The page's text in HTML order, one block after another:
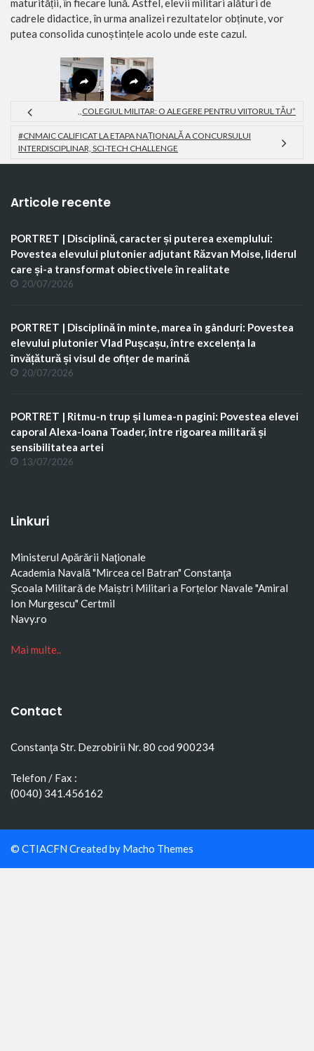
maturității, în fiecare lună. Astfel, elevii militari alături de
cadrele didactice, în urma analizei rezultatelor obținute, vor
putea consolida cunoștințele acolo unde este cazul.
1 2
literatura
(8)
(19)
(22)
,,COLEGIUL MILITAR: O ALEGERE PENTRU VIITORUL TĂU”
#CNMAIC CALIFICAT LA ETAPA NAȚIONALĂ A CONCURSULUI
INTERDISCIPLINAR, SCI-TECH CHALLENGE
Articole recente
PORTRET | Disciplină, caracter și puterea exemplului:
Povestea elevului plutonier adjutant Răzvan Moise, liderul
care și-a transformat obiectivele în realitate
20/07/2026
PORTRET | Disciplină în minte, marea în gânduri: Povestea
elevului plutonier Vlad Pușcașu, între excelența la
învățătură și visul de ofițer de marină
20/07/2026
PORTRET | Ritmu-n trup și lumea-n pagini: Povestea elevei
caporal Alexa-Ioana Toader, între rigoarea militară și
sensibilitatea artei
13/07/2026
Linkuri
Ministerul Apărării Naţionale
Academia Navală "Mircea cel Batran" Constanţa
Școala Militară de Maiștri Militari a Forțelor Navale "Amiral
Ion Murgescu" Certmil
Navy.ro
Mai multe..
Contact
Constanţa Str. Dezrobirii Nr. 80 cod 900234
Telefon / Fax :
(0040) 341.456162
© CTIACFN Created by Macho Themes